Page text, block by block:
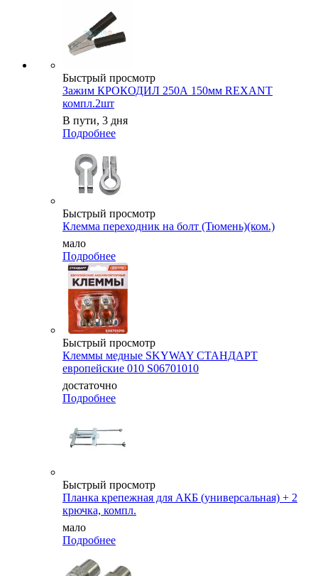
Быстрый просмотр
Зажим КРОКОДИЛ 250А 150мм REXANT
компл.2шт
В пути, 3 дня
Подробнее
Быстрый просмотр
Клемма переходник на болт (Тюмень)(ком.)
мало
Подробнее
Быстрый просмотр
Клеммы медные SKYWAY СТАНДАРТ
европейские 010 S06701010
достаточно
Подробнее
Быстрый просмотр
Планка крепежная для АКБ (универсальная) + 2
крючка, компл.
мало
Подробнее